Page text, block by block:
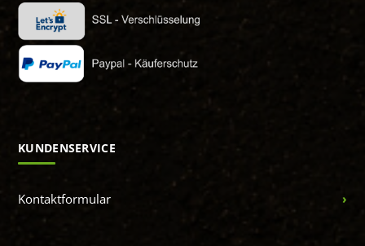
KUNDENSERVICE
Kontaktformular